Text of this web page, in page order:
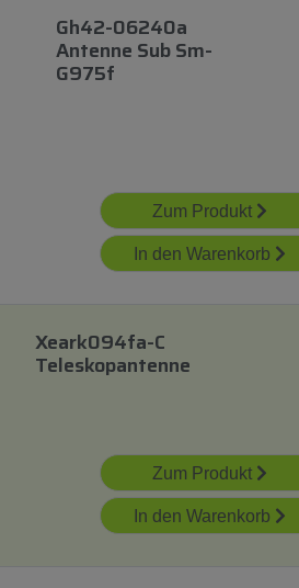
Gh42-06240a
Antenne Sub Sm-
G975f
Zum Produkt
In den Warenkorb
Xeark094fa-C
Teleskopantenne
Zum Produkt
In den Warenkorb